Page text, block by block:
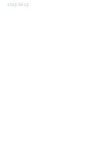
2023 04:25.